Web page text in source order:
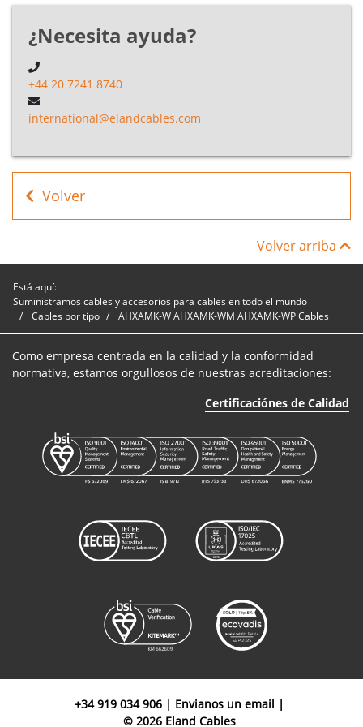
¿Necesita ayuda?
+44 20 7241 8740
international@elandcables.com
Volver
Volver arriba
Está aquí:
Suministramos cables y accesorios para cables en todo el mundo
Cables por tipo
AHXAMK-W AHXAMK-WM AHXAMK-WP Cables
Como empresa centrada en la calidad y la conformidad
normativa, estamos orgullosos de nuestras acreditaciones:
Certificaciónes de Calidad
+34 919 034 906 | Envianos un email |
© 2026 Eland Cables